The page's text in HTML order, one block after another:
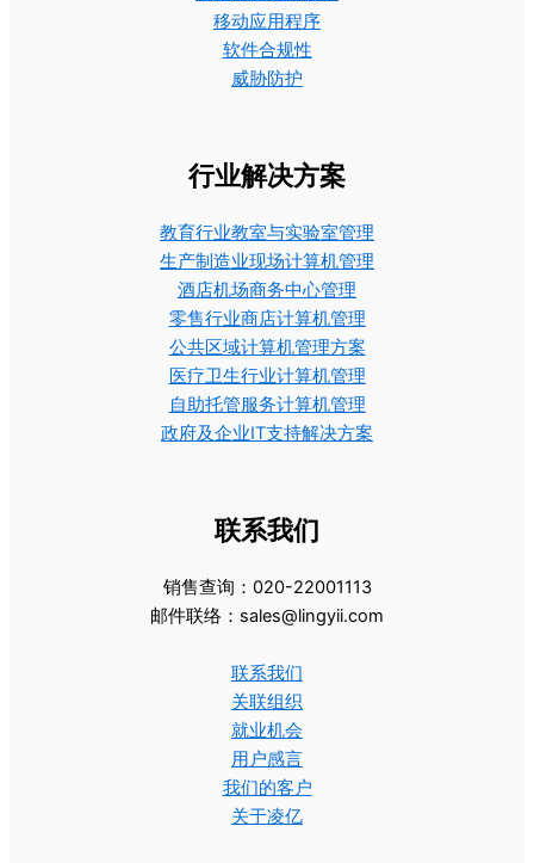
移动应用程序
软件合规性
威胁防护
行业解决方案
教育行业教室与实验室管理
生产制造业现场计算机管理
酒店机场商务中心管理
零售行业商店计算机管理
公共区域计算机管理方案
医疗卫生行业计算机管理
自助托管服务计算机管理
政府及企业IT支持解决方案
联系我们
销售查询：020-22001113
邮件联络：sales@lingyii.com
联系我们
关联组织
就业机会
用户感言
我们的客户
关于凌亿